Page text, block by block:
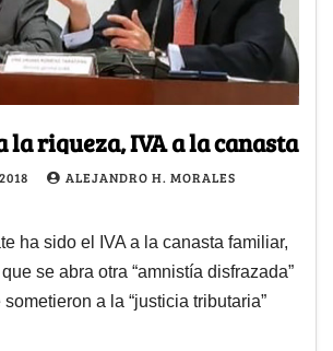
la riqueza, IVA a la canasta
ALEJANDRO H. MORALES
ha sido el IVA a la canasta familiar,
se abra otra “amnistía disfrazada”
a la “justicia tributaria”